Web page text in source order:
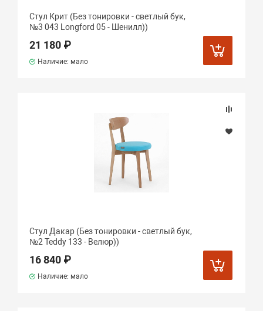
Стул Крит (Без тонировки - светлый бук,
№3 043 Longford 05 - Шенилл))
21 180 ₽
Наличие: мало
Стул Дакар (Без тонировки - светлый бук,
№2 Teddy 133 - Велюр))
16 840 ₽
Наличие: мало